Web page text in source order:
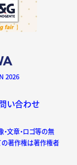
2026
い合わせ
文章・ロゴ等の無
の著作権は著作権者